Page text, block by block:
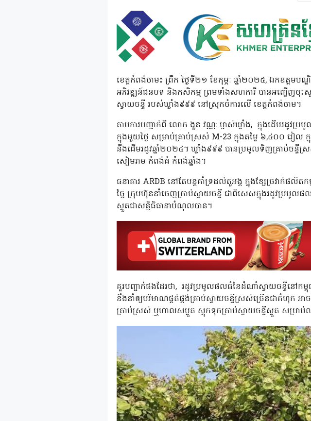
ខេត្តកំពង់ចាម៖ ព្រឹក ថ្ងៃទី២១ ខែកុម្ភៈ ឆ្នាំ២០២៥, ឯកឧត្តមប
អភិវឌ្ឍន៍ជនបទ និងកសិកម្ម ព្រមទាំងសហការី បានអញ្ជើញចុ
ស្វាយចន្ទី របស់​ឃ្លាំង៩៩៩ នៅស្រុកចំការលើ ខេត្តកំពង់ចាម។
តាមការបញ្ជាក់ពី លោក ងួន វណ្ណ: ម្ចាស់ឃ្លាំង, ក្នុងដើមរដូវ
ក្នុងមួយថ្ងៃ សម្រាប់គ្រាប់ស្រស់ M-23 ក្នុងតម្លៃ ៦,៤០០ រៀល ក្
នឹងដើមរដូវឆ្នាំ២០២៤។ ឃ្លាំង៩៩៩ បានប្រមូលទិញគ្រាប់ចន្ទី
សៀមរាម កំពង់ធំ កំពង់ឆ្នាំង។
ធនាគារ ARDB នៅតែបន្តគាំទ្រដល់តួអង្គ ក្នុងខ្សែច្រវាក់ផ
ច្នៃ ក្រុមហ៊ុននាំចេញគ្រាប់ស្វាយចន្ទី ជាពិសេសក្នុងរដូវប្រមូ
ស្ងួតជាសន្និធិធានាបំណុលបាន។
គួរបញ្ជាក់ផងដែរថា, រដូវប្រមូលផលធំនៃដំណាំស្វាយចន្ទីនៅក
នឹងនាំឲ្យបរិមាណផ្គត់ផ្គង់គ្រាប់ស្វាយចន្ទីស្រស់ច្រើនជាគំហុក អ
គ្រាប់ស្រស់ ឬហាលសម្ងួត ស្តុកទុកគ្រាប់ស្វាយចន្ទីស្ងួត សម្